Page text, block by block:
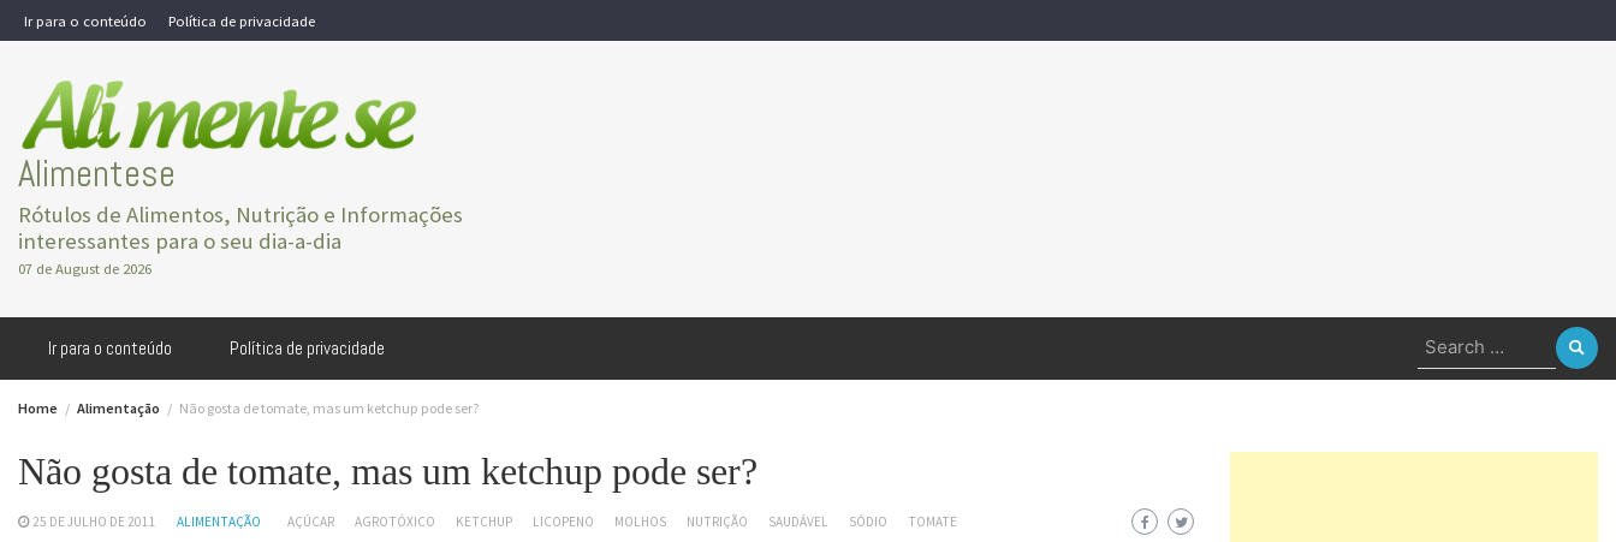
Skip
to
Ir para o conteúdo Política de privacidade
Alimentese
Rótulos de Alimentos, Nutrição e Informações
interessantes para o seu dia-a-dia
07 de August de 2026
Ir para o conteúdo Política de privacidade
Search
for:
Home Alimentação Não gosta de tomate, mas um ketchup pode ser?
Não gosta de tomate, mas um ketchup pode ser?
25 DE JULHO DE 2011 ALIMENTAÇÃO AÇÚCAR AGROTÓXICO KETCHUP LICOPENO MOLHOS NUTRIÇÃO SAUDÁVEL SÓDIO TOMATE